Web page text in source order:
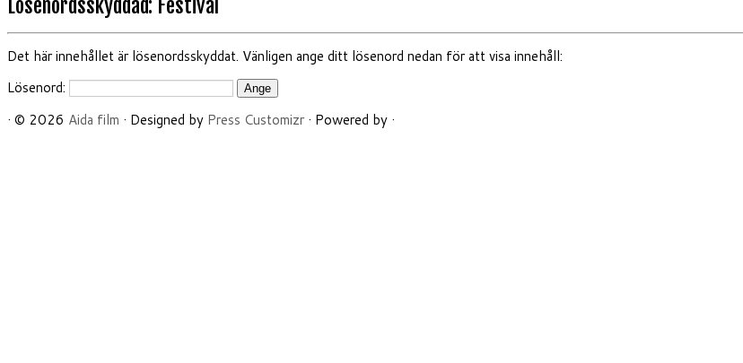
Lösenordsskyddad: Festival
Det här innehållet är lösenordsskyddat. Vänligen ange ditt lösenord nedan för att visa innehåll:
Lösenord:
· © 2026 Aida film · Designed by Press Customizr · Powered by ·